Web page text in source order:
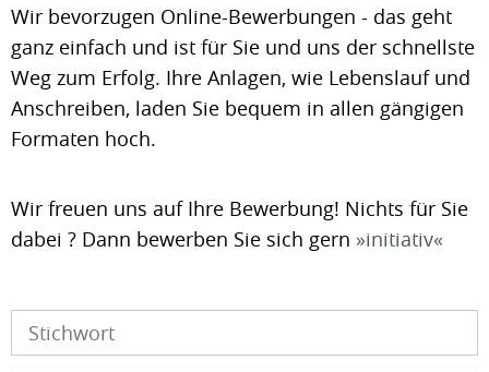
Wir bevorzugen Online-Bewerbungen - das geht
ganz einfach und ist für Sie und uns der schnellste
Weg zum Erfolg. Ihre Anlagen, wie Lebenslauf und
Anschreiben, laden Sie bequem in allen gängigen
Formaten hoch.
Wir freuen uns auf Ihre Bewerbung! Nichts für Sie
dabei ? Dann bewerben Sie sich gern
initiativ